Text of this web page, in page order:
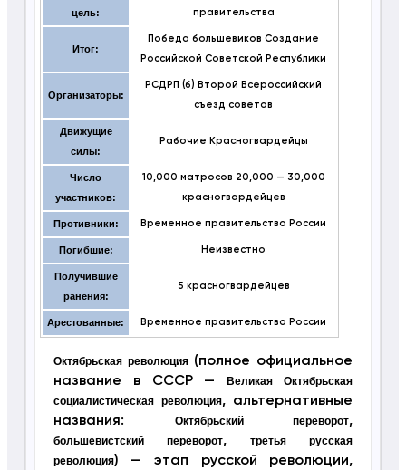
цель:
правительства
Итог:
Победа большевиков Создание
Российской Советской Республики
Организаторы:
РСДРП (б) Второй Всероссийский
съезд советов
Движущие
силы:
Рабочие Красногвардейцы
Число
участников:
10,000 матросов 20,000 — 30,000
красногвардейцев
Противники: Временное правительство России
Погибшие: Неизвестно
Получившие
ранения:
5 красногвардейцев
Арестованные: Временное правительство России
Октябрьская революция(полное официальное
название в СССР —Великая Октябрьская
социалистическая революция, альтернативные
названия:
Октябрьский переворот,
большевистский переворот,третья русская
революция) — этап русской революции,